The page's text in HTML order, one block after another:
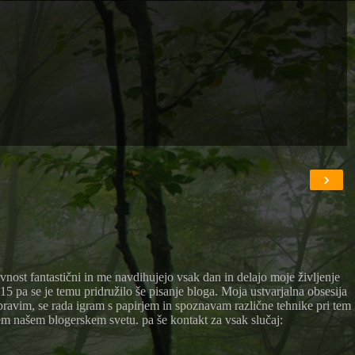
›
fantastični in me navdihujejo vsak dan in delajo moje življenje
pa se je temu pridružilo še pisanje bloga. Moja ustvarjalna obsesija
se rada igram s papirjem in spoznavam različne tehnike pri tem
blogerskem svetu. pa še kontakt za vsak slučaj: